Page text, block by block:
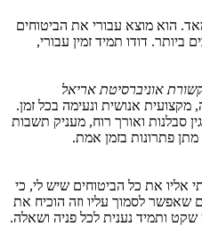
הוא מוצא עבורי את הביטוחים
ביותר. דודו תמיד זמין עבורי,
אוניברסיטת אריאל
מקצועית אנושית ונעימה בכל זמן.
סבלנות ואורך רוח, מעניק תשבות
מתן פתרונות בזמן אמת.
אליו את כל הביטוחים שיש לי, כי
לסמוך עליו וזה הוכיח את
ותמיד נענית לכל פניה ושאלה.